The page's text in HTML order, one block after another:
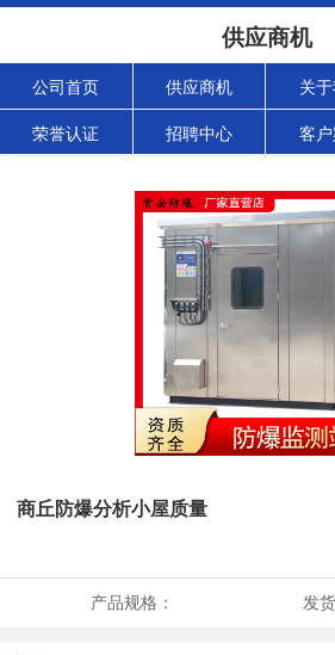
供应商机
公司首页 供应商机 关
荣誉认证 招聘中心 客户
商丘防爆分析小屋质量
产品规格： 发